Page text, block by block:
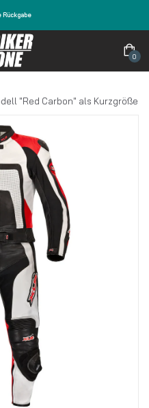
Rückgabe
0
"Red Carbon" als Kurzgröße